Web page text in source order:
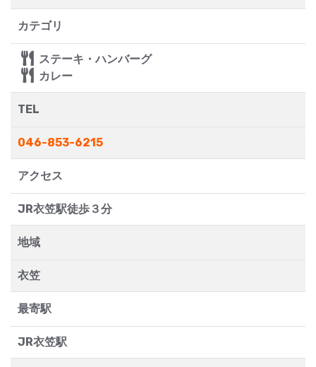
カテゴリ
ステーキ・ハンバーグ
カレー
TEL
046-853-6215
アクセス
JR衣笠駅徒歩３分
地域
衣笠
最寄駅
JR衣笠駅